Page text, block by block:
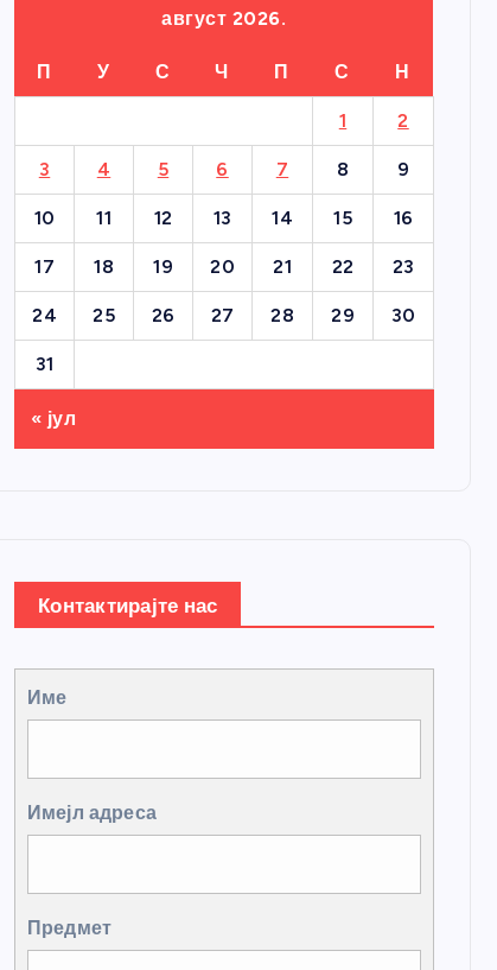
август 2026.
П У С Ч П С Н
1 2
3 4 5 6 7 8 9
10 11 12 13 14 15 16
17 18 19 20 21 22 23
24 25 26 27 28 29 30
31
« јул
Контактирајте нас
Име
Имејл адреса
Предмет